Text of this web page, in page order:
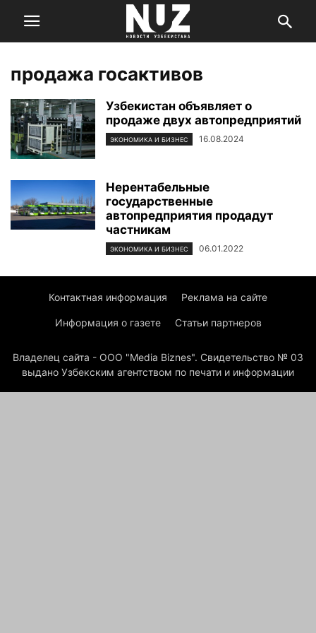
продажа госактивов
Узбекистан объявляет о
продаже двух автопредприятий
ЭКОНОМИКА И БИЗНЕС 16.08.2024
Нерентабельные
государственные
автопредприятия продадут
частникам
ЭКОНОМИКА И БИЗНЕС 06.01.2022
Контактная информация Реклама на сайте
Информация о газете Статьи партнеров
Владелец сайта - ООО "Media Biznes". Свидетельство № 03
выдано Узбекским агентством по печати и информации